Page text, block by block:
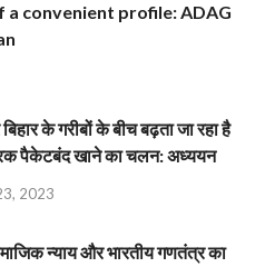
convenient profile: ADAG
के गरीबों के बीच बढ़ता जा रहा है
पैकेटबंद खाने का चलन: अध्ययन
2023
न्याय और भारतीय गणतंत्र का